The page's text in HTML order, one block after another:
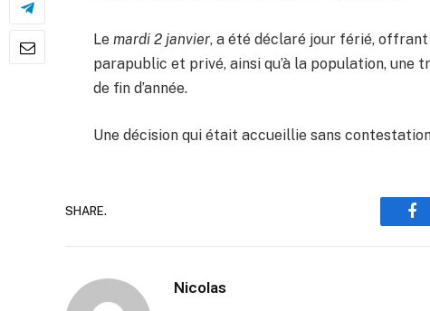
Le mardi 2 janvier, a été déclaré jour férié,
parapublic et privé, ainsi qu’à la population,
de fin d’année.
Une décision qui était accueillie sans
SHARE.
Nicolas